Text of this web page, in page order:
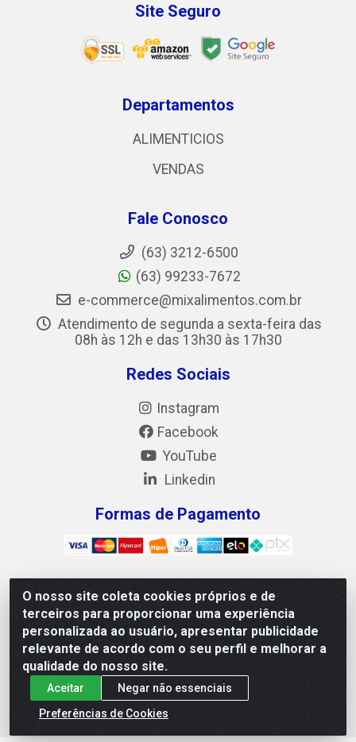
O nosso site coleta cookies próprios e de
terceiros para proporcionar uma experiência
personalizada ao usuário, apresentar publicidade
relevante de acordo com o seu perfil e melhorar a
qualidade do nosso site.
Aceitar
Negar não essenciais
Preferências de Cookies
Site Seguro
Departamentos
ALIMENTICIOS
VENDAS
Fale Conosco
(63) 3212-6500
(63) 99233-7672
e-commerce@mixalimentos.com.br
Atendimento de segunda a sexta-feira das
08h às 12h e das 13h30 às 17h30
Redes Sociais
Instagram
Facebook
YouTube
Linkedin
Formas de Pagamento
Mix Alimentos LTDA - Quadra Asr Ne 55 (412 Norte),
Alameda 02, S/N - Plano Diretor Norte, Palmas/TO - CEP
77.006-540 - CNPJ 05.922.500/0001-02